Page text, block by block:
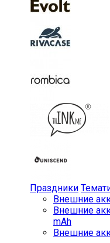
Праздники
Внешние
Внешние
mAh
Внешние